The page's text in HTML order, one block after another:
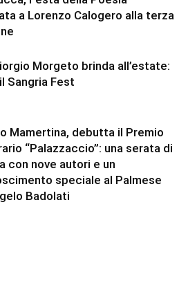
a Lorenzo Calogero alla terza
Morgeto brinda all’estate:
Sangria Fest
Mamertina, debutta il Premio
“Palazzaccio”: una serata di
con nove autori e un
speciale al Palmese
Badolati